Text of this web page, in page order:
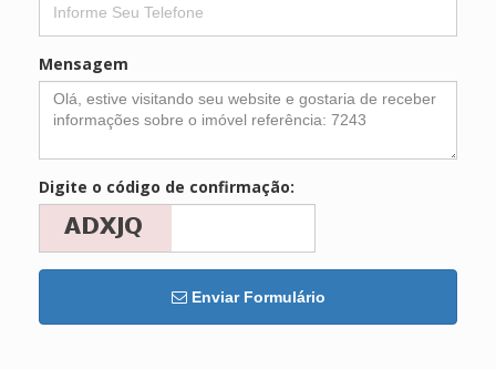
Mensagem
Digite o código de confirmação:
Enviar Formulário